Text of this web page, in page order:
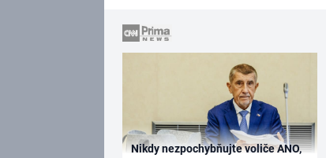
Nikdy nezpochybňujte voliče ANO,